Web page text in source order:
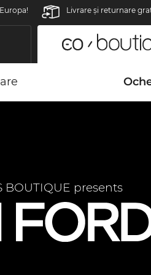
Livrare şi returnare
BOUTIQUE presents